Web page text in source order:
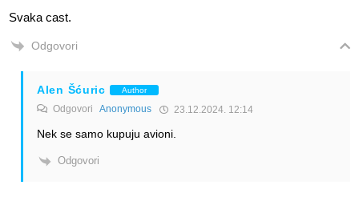
Svaka cast.
Odgovori
Alen Šćuric Author
Odgovori Anonymous 23.12.2024. 12:14
Nek se samo kupuju avioni.
Odgovori